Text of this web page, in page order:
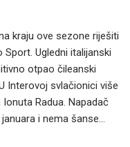
kraju ove sezone riješiti
Ugledni italijanski
otpao čileanski
Interovoj svlačionici više
Radua. Napadač
i nema šanse…